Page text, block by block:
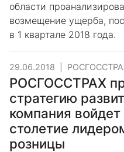
области
возмещение ущерба,
в 1 квартале 2018 года.
29.06.2018
РОСГОССТРАХ
стратегию
компания
столетие
розницы